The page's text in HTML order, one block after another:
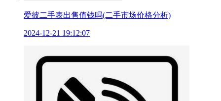
爱彼二手表出售值钱吗(二手市场价格分析)
2024-12-21 19:12:07